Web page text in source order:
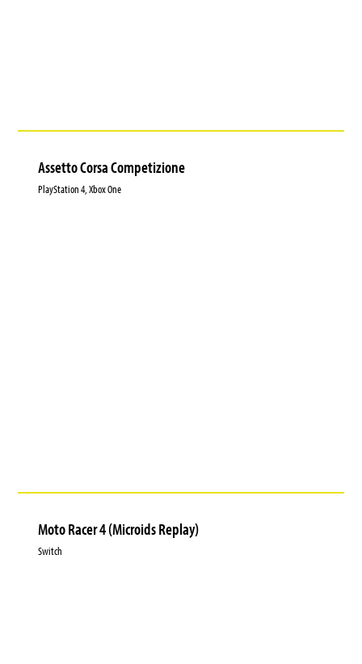
Assetto Corsa Competizione
PlayStation 4, Xbox One
Moto Racer 4 (Microids Replay)
Switch